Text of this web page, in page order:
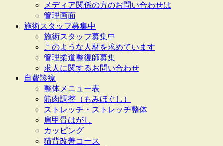
メディア関係の方のお問い合わせは
管理画面
施術スタッフ募集中
施術スタッフ募集中
このような人材を求めています
管理柔道整復師募集
求人に関するお問い合わせ
自費診療
整体メニュー表
筋肉調整（もみほぐし）
ストレッチ・ストレッチ整体
肩甲骨はがし
カッピング
猫背改善コース